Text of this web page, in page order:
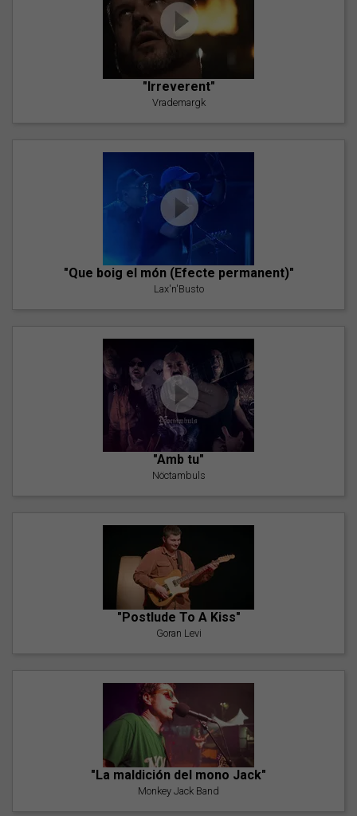
"Irreverent"
Vrademargk
"Que boig el món (Efecte permanent)"
Lax'n'Busto
"Amb tu"
Nöctambuls
"Postlude To A Kiss"
Goran Levi
"La maldición del mono Jack"
Monkey Jack Band